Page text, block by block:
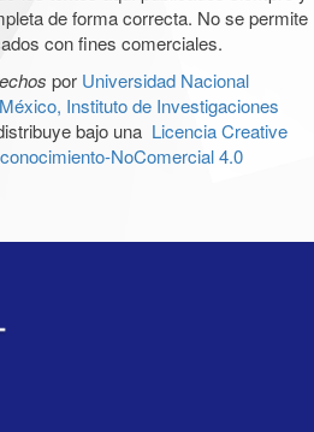
de forma correcta. No se permite
con fines comerciales.
por Universidad Nacional
Instituto de Investigaciones
bajo una Licencia Creative
NoComercial 4.0